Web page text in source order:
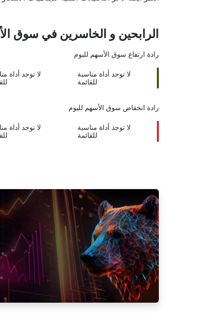
الرابحين و الخاسرين في سوق
رادة ارتفاع سوق الأسهم لليوم
لا توجد أداة مناسبة
للقائمة
لا توجد أداة
رادة انخفاض سوق الأسهم لليوم
لا توجد أداة مناسبة
للقائمة
لا توجد أداة